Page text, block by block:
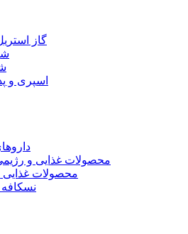
گاز
اسپری و
محصولات غذایی و
محصولات